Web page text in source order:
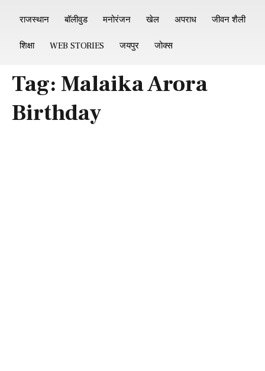
राजस्थान बॉलीवुड मनोरंजन खेल अपराध जीवन शैली
शिक्षा WEB STORIES जयपुर जोक्स
Tag: Malaika Arora
Birthday